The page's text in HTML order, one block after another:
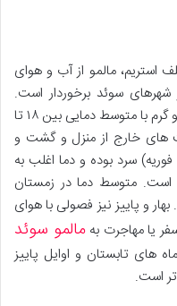
استریم، مالمو از آب و هوای
سوئد برخوردار است.
تابستان ها (ژوئن تا اوت) معمولاً دلپذیر و گرم با متوسط دمایی بین ۱۸ تا
های خارج از منزل و گشت و
سرد بوده و دما اغلب به
است. متوسط دما در زمستان
است. بهار و پاییز نیز فصولی با هوای
یا مهاجرت بهمالمو سوئد
های تابستان و اوایل پاییز
تر است.